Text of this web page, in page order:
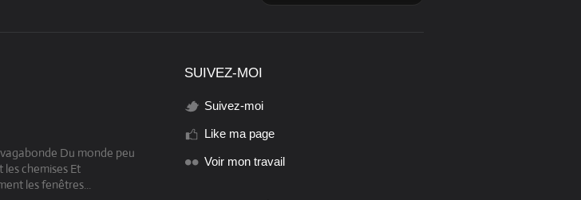
Du monde peu
les chemises Et
les fenêtres...
SUIVEZ-MOI
Suivez-moi
Like ma page
Voir mon travail